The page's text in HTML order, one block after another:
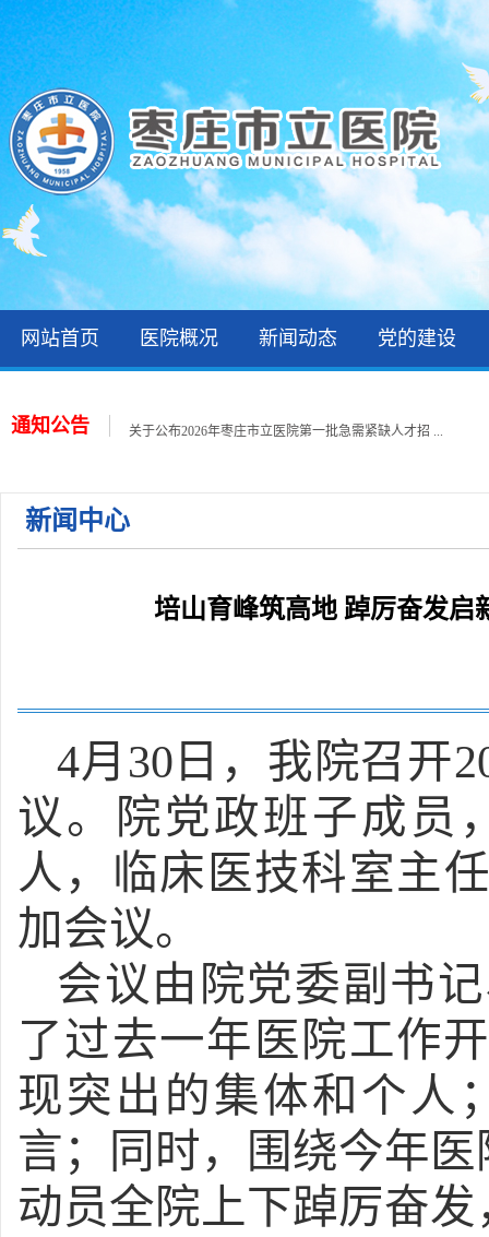
网站首页 医院概况 新闻动态 党的建设
通知公告
2026年枣庄市立医院第一批急需紧缺人才拟聘用人员 ...
关于公布2026年枣庄市立医院第一批急需紧缺人才招 ...
关于公布2026年枣庄市立医院第一批急需紧缺人才招 ...
关于公布2026年枣庄市立医院第一批急需紧缺人才招 ...
关于2026年枣庄市立医院公开招聘备案制工作人员面 ...
新闻中心
培山育峰筑高地 踔厉奋发启
4月30日，我院召开
议。院党政班子成员
人，临床医技科室主
加会议。
会议由院党委副书
了过去一年医院工作
现突出的集体和个人
言；同时，围绕今年
动员全院上下踔厉奋